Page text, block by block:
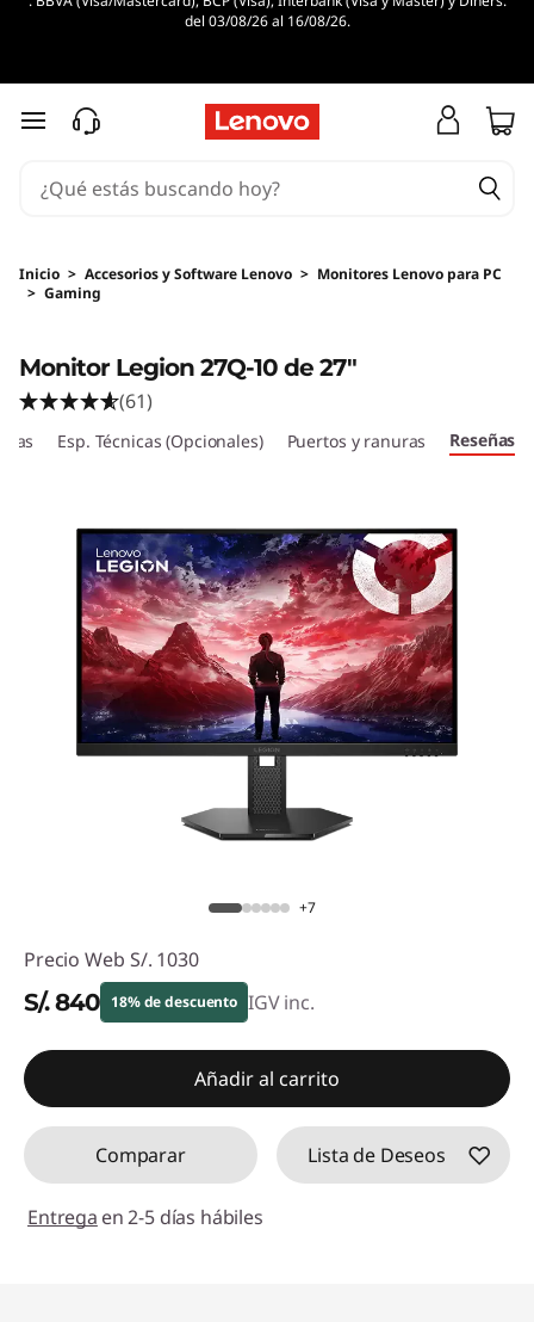
del 03/08/26 al 16/08/26.
Ir al contenido principal
Inicio > Accesorios y Software Lenovo > Monitores Lenovo para PC
> Gaming
Monitor Legion 27Q-10 de 27"
(61)
Esp. Técnicas (Opcionales) Puertos y ranuras Reseñas
+7
Precio Web S/. 1030
S/. 840 18% de descuento IGV inc.
Ahorros instantáneos :-S/. 190
Añadir al carrito
Comparar Lista de Deseos
Entrega en 2-5 días hábiles